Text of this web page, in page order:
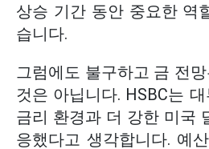
상승 기간 동안 중요한 역
습니다.
그럼에도 불구하고 금 전
것은 아닙니다. HSBC는
금리 환경과 더 강한 미국
응했다고 생각합니다. 예